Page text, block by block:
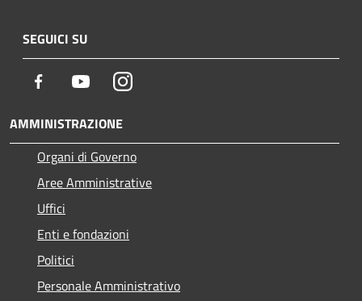
SEGUICI SU
Facebook YoutubeInstagram
AMMINISTRAZIONE
Organi di Governo
Aree Amministrative
Uffici
Enti e fondazioni
Politici
Personale Amministrativo